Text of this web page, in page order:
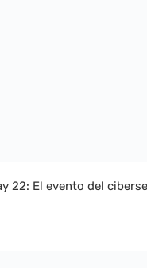
22: El evento del